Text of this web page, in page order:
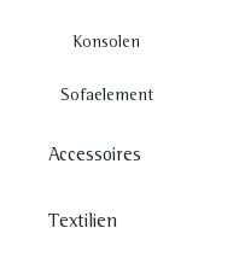
Konsolen
Sofaelement
Accessoires
Textilien